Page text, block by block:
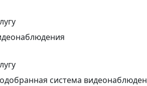
система